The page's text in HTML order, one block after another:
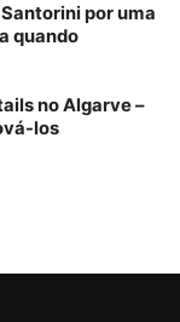
por uma
quando
no Algarve –
los